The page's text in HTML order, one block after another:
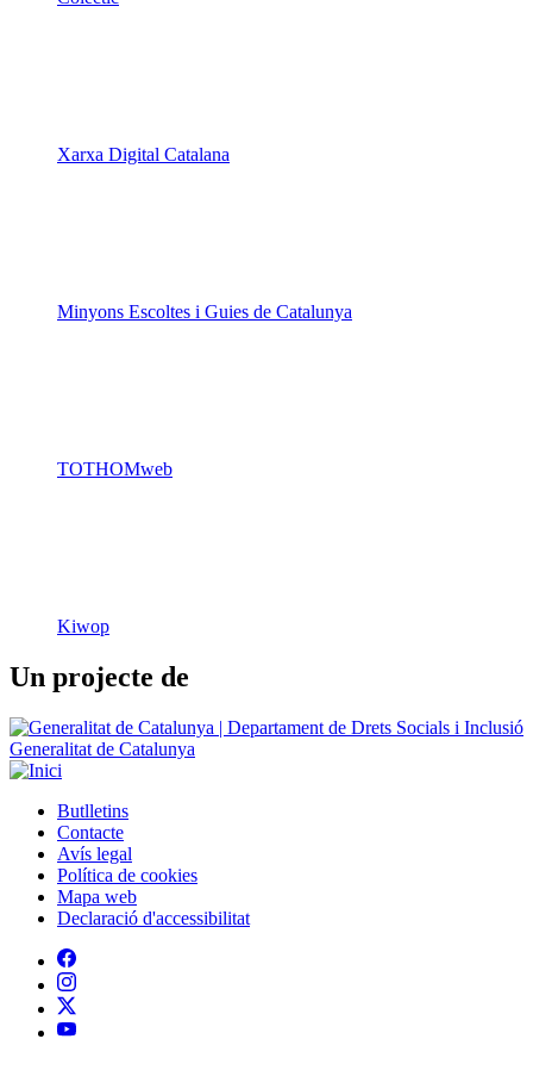
Xarxa Digital Catalana
Minyons Escoltes i Guies de Catalunya
TOTHOMweb
Kiwop
Un projecte de
Generalitat de Catalunya
Peu
Butlletins
Contacte
Avís legal
Política de cookies
Mapa web
Declaració d'accessibilitat